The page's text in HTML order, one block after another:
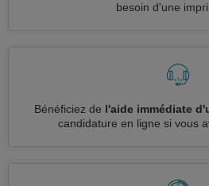
besoin d'une
Bénéficiez de l'aide immédiate
candidature en ligne si vous